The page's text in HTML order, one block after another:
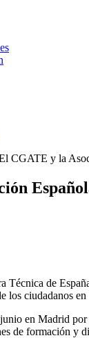
CGATE y la
Técnica de
los ciudadanos
en Madrid
de formación y